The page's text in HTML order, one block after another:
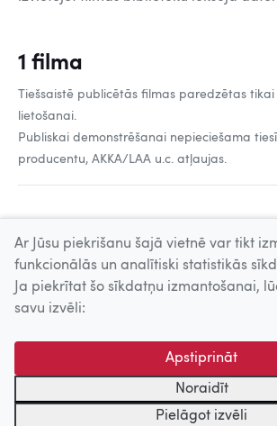
1 filma
Tiešsaistē publicētās filmas paredzētas
lietošanai.
Publiskai demonstrēšanai nepieciešama
producentu, AKKA/LAA u.c. atļaujas.
© 2026 Nacionālais Kino centrs, Kultūras
centrs. Sadarbības partneris: Latvijas Valsts
kinofotofonodokumentu arhīvs.
Ar Jūsu piekrišanu šajā vietnē var tikt
funkcionālās un analītiski statistikās
Ja piekrītat šo sīkdatņu izmantošanai,
savu izvēli:
Apstiprināt
Noraidīt
Pielāgot izvēli